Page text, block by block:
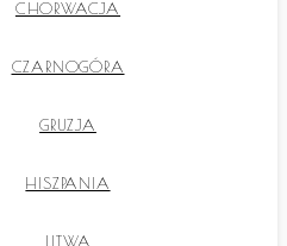
CHORWACJA
CZARNOGÓRA
GRUZJA
HISZPANIA
LITWA